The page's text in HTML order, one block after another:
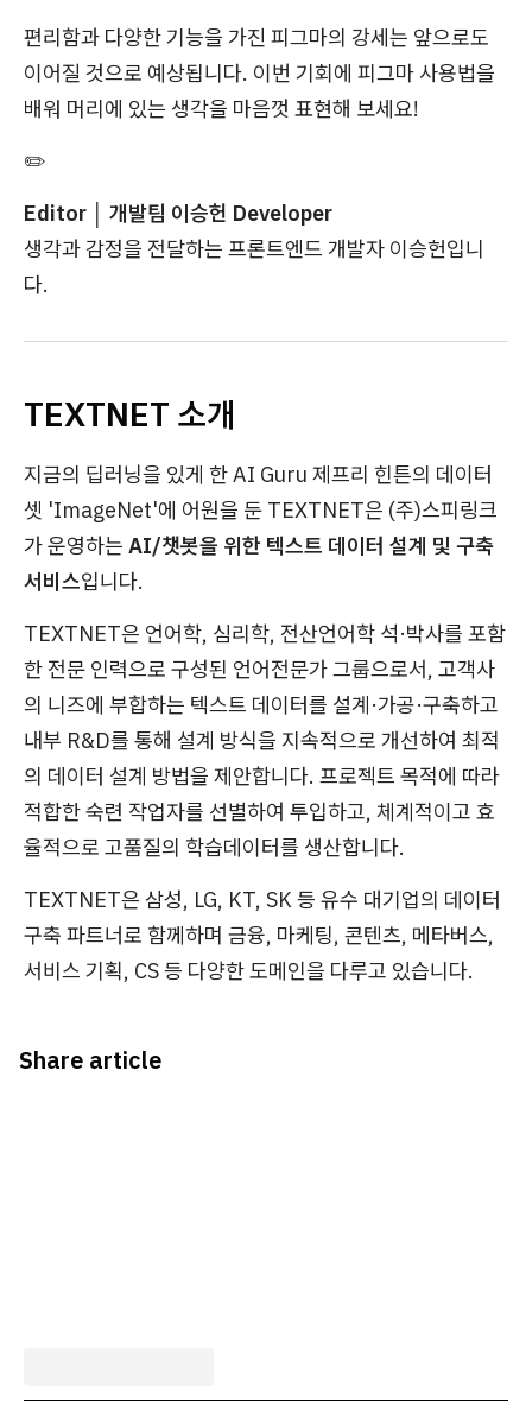
편리함과 다양한 기능을 가진 피그마의 강세는 앞으로도
이어질 것으로 예상됩니다. 이번 기회에 피그마 사용법을
배워 머리에 있는 생각을 마음껏 표현해 보세요!
✏️
Editor │ 개발팀 이승헌 Developer
생각과 감정을 전달하는 프론트엔드 개발자 이승헌입니
다.
TEXTNET 소개
지금의 딥러닝을 있게 한 AI Guru 제프리 힌튼의 데이터
셋 'ImageNet'에 어원을 둔 TEXTNET은 (주)스피링크
가 운영하는 AI/챗봇을 위한 텍스트 데이터 설계 및 구축
서비스입니다.
TEXTNET은 언어학, 심리학, 전산언어학 석·박사를 포함
한 전문 인력으로 구성된 언어전문가 그룹으로서, 고객사
의 니즈에 부합하는 텍스트 데이터를 설계·가공·구축하고
내부 R&D를 통해 설계 방식을 지속적으로 개선하여 최적
의 데이터 설계 방법을 제안합니다. 프로젝트 목적에 따라
적합한 숙련 작업자를 선별하여 투입하고, 체계적이고 효
율적으로 고품질의 학습데이터를 생산합니다.
TEXTNET은 삼성, LG, KT, SK 등 유수 대기업의 데이터
구축 파트너로 함께하며 금융, 마케팅, 콘텐츠, 메타버스,
서비스 기획, CS 등 다양한 도메인을 다루고 있습니다.
Share article